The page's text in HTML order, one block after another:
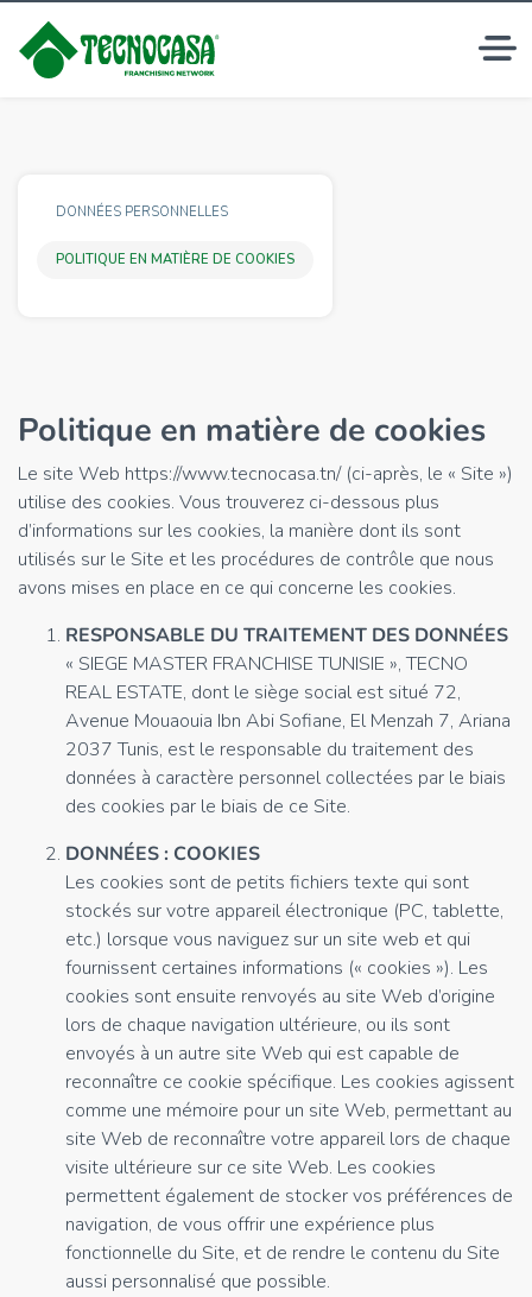
DONNÉES PERSONNELLES
POLITIQUE EN MATIÈRE DE COOKIES
Politique en matière de cookies
Le site Web https://www.tecnocasa.tn/ (ci-après, le « Site »)
utilise des cookies. Vous trouverez ci-dessous plus
d’informations sur les cookies, la manière dont ils sont
utilisés sur le Site et les procédures de contrôle que nous
avons mises en place en ce qui concerne les cookies.
RESPONSABLE DU TRAITEMENT DES DONNÉES
« SIEGE MASTER FRANCHISE TUNISIE », TECNO
REAL ESTATE, dont le siège social est situé 72,
Avenue Mouaouia Ibn Abi Sofiane, El Menzah 7, Ariana
2037 Tunis, est le responsable du traitement des
données à caractère personnel collectées par le biais
des cookies par le biais de ce Site.
DONNÉES : COOKIES
Les cookies sont de petits fichiers texte qui sont
stockés sur votre appareil électronique (PC, tablette,
etc.) lorsque vous naviguez sur un site web et qui
fournissent certaines informations (« cookies »). Les
cookies sont ensuite renvoyés au site Web d’origine
lors de chaque navigation ultérieure, ou ils sont
envoyés à un autre site Web qui est capable de
reconnaître ce cookie spécifique. Les cookies agissent
comme une mémoire pour un site Web, permettant au
site Web de reconnaître votre appareil lors de chaque
visite ultérieure sur ce site Web. Les cookies
permettent également de stocker vos préférences de
navigation, de vous offrir une expérience plus
fonctionnelle du Site, et de rendre le contenu du Site
aussi personnalisé que possible.